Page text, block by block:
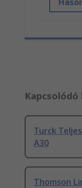
Kapcsolódó
Turck
A30
Thomson